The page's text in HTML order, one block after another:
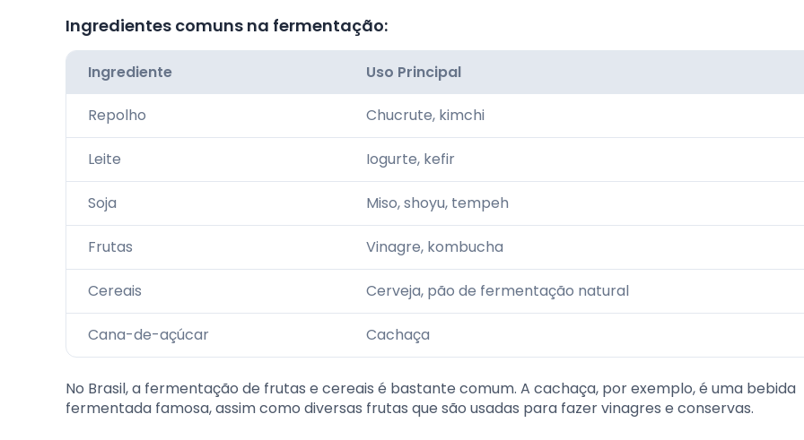
Ingredientes comuns na fermentação:
Ingrediente Uso Principal
Repolho Chucrute, kimchi
Leite Iogurte, kefir
Soja Miso, shoyu, tempeh
Frutas Vinagre, kombucha
Cereais Cerveja, pão de fermentação natural
Cana-de-açúcar Cachaça
No Brasil, a fermentação de frutas e cereais é bastante comum. A cachaça, por exemplo, é uma bebida
fermentada famosa, assim como diversas frutas que são usadas para fazer vinagres e conservas.